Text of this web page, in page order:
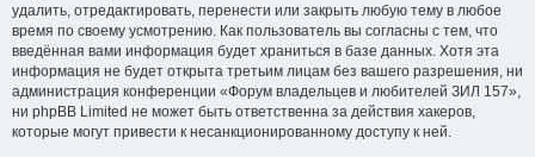
удалить, отредактировать, перенести или закрыть любую тему в любое
время по своему усмотрению. Как пользователь вы согласны с тем, что
введённая вами информация будет храниться в базе данных. Хотя эта
информация не будет открыта третьим лицам без вашего разрешения, ни
администрация конференции «Форум владельцев и любителей ЗИЛ 157»,
ни phpBB Limited не может быть ответственна за действия хакеров,
которые могут привести к несанкционированному доступу к ней.